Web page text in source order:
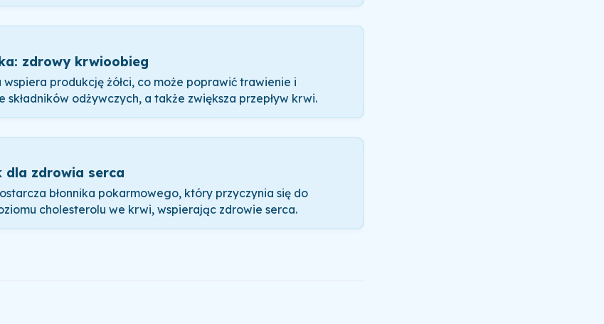
zdrowy krwioobieg
wspiera produkcję żółci, co może poprawić trawienie i
składników odżywczych, a także zwiększa przepływ krwi.
dla zdrowia serca
błonnika pokarmowego, który przyczynia się do
cholesterolu we krwi, wspierając zdrowie serca.